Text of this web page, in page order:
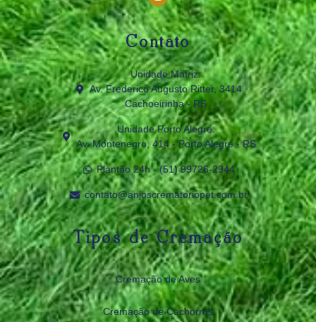
Contato
Unidade Matriz:
Av. Frederico Augusto Ritter, 3414
Cachoeirinha - RS
Unidade Porto Alegre:
Av. Montenegro, 414 - Porto Alegre - RS
Plantão 24h - (51) 99726‑2944
contato@anjoscrematoriopet.com.br
Tipos de Cremação
Cremação de Aves
Cremação de Cachorros